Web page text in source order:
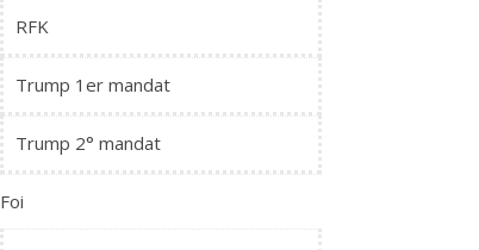
RFK
Trump 1er mandat
Trump 2° mandat
Foi